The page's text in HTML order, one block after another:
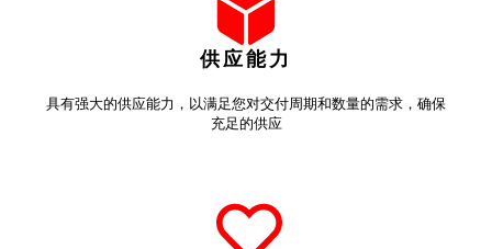
供应能力
具有强大的供应能力，以满足您对交付周期和数量的需求，确保
充足的供应